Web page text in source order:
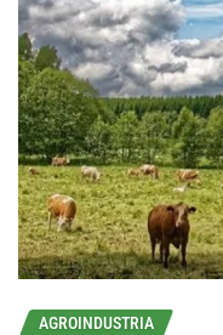
AGROINDUSTRIA